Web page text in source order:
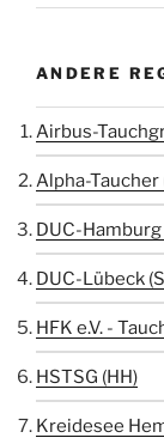
ANDERE
Airbus-
Alpha-Taucher
DUC-Hamburg
DUC-Lübeck
HFK e.V. -
HSTSG (HH)
Kreidesee